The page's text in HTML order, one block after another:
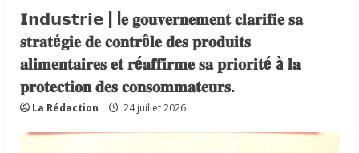
𝗜𝗻𝗱𝘂𝘀𝘁𝗿𝗶𝗲 | l𝐞 𝐠𝐨𝐮𝐯𝐞𝐫𝐧𝐞𝐦𝐞𝐧𝐭 𝐜𝐥𝐚𝐫𝐢𝐟𝐢𝐞 𝐬𝐚
𝐬𝐭𝐫𝐚𝐭é𝐠𝐢𝐞 𝐝𝐞 𝐜𝐨𝐧𝐭𝐫ô𝐥𝐞 𝐝𝐞𝐬 𝐩𝐫𝐨𝐝𝐮𝐢𝐭𝐬
𝐚𝐥𝐢𝐦𝐞𝐧𝐭𝐚𝐢𝐫𝐞𝐬 𝐞𝐭 𝐫é𝐚𝐟𝐟𝐢𝐫𝐦𝐞 𝐬𝐚 𝐩𝐫𝐢𝐨𝐫𝐢𝐭é à 𝐥𝐚
𝐩𝐫𝐨𝐭𝐞𝐜𝐭𝐢𝐨𝐧 𝐝𝐞𝐬 𝐜𝐨𝐧𝐬𝐨𝐦𝐦𝐚𝐭𝐞𝐮𝐫𝐬.
La Rédaction 24 juillet 2026